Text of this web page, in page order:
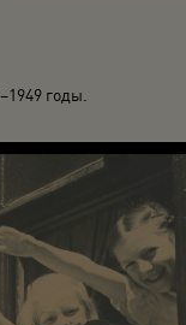
годы.